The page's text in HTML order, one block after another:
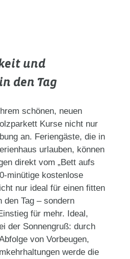
und
den Tag
schönen, neuen
Kurse nicht nur
an. Feriengäste, die in
urlauben, können
direkt vom „Bett aufs
minütige kostenlose
nur ideal für einen fitten
den Tag – sondern
für mehr. Ideal,
der Sonnengruß: durch
von Vorbeugen,
werde die